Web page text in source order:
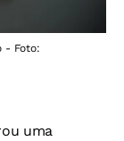
- Foto:
uma